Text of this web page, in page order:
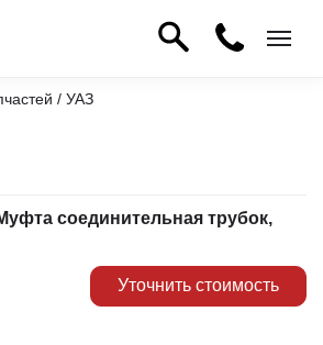
/ УАЗ
соединительная трубок,
Уточнить стоимость